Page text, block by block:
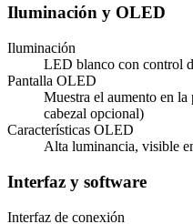
Iluminación y OLED
Iluminación
LED blanco con control
Pantalla OLED
Muestra el aumento en
cabezal opcional)
Características OLED
Alta luminancia, visible
Interfaz y software
Interfaz de conexión